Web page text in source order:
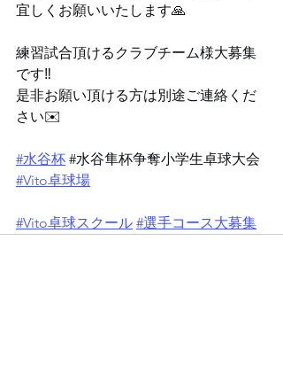
宜しくお願いいたします🙏⁡
⁡⁡練習試合頂けるクラブチーム様大募集
です‼️⁡
⁡是非お願い頂ける方は別途ご連絡くだ
さい✉️
#水谷杯 #⁡水谷隼杯争奪小学生卓球大会
#Vito卓球場
#Vito卓球スクール #選手コース大募集